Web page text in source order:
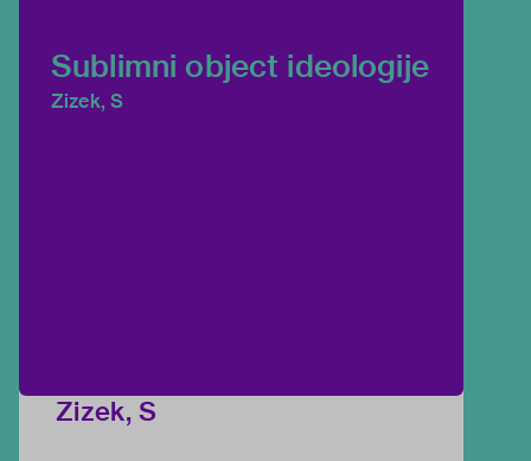
Sublimni object ideologije
Zizek, S
Zizek, S